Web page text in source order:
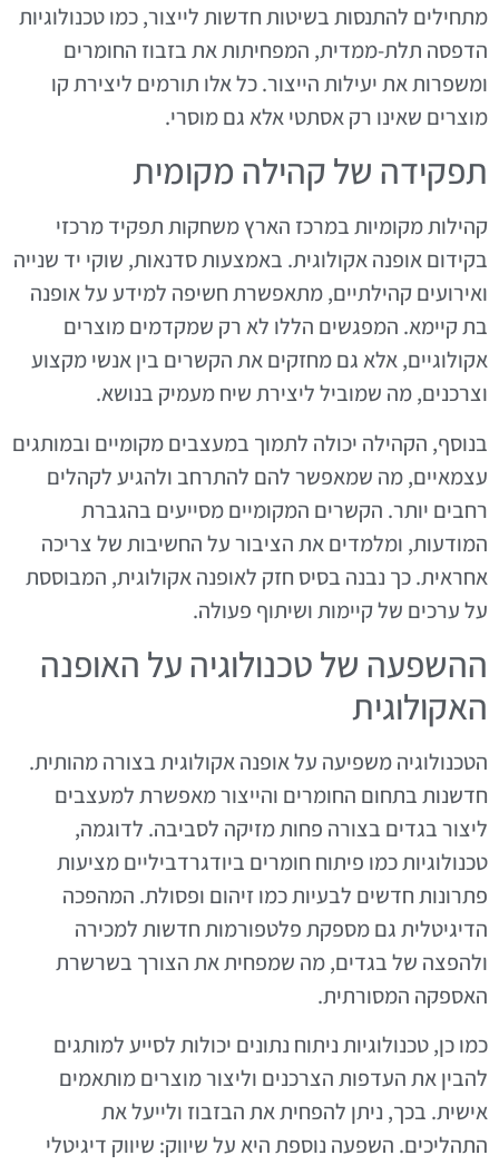
מתחילים להתנסות בשיטות חדשות לייצור, כמו טכנולוגיות
הדפסה תלת-ממדית, המפחיתות את בזבוז החומרים
ומשפרות את יעילות הייצור. כל אלו תורמים ליצירת קו
מוצרים שאינו רק אסתטי אלא גם מוסרי.
תפקידה של קהילה מקומית
קהילות מקומיות במרכז הארץ משחקות תפקיד מרכזי
בקידום אופנה אקולוגית. באמצעות סדנאות, שוקי יד שנייה
ואירועים קהילתיים, מתאפשרת חשיפה למידע על אופנה
בת קיימא. המפגשים הללו לא רק שמקדמים מוצרים
אקולוגיים, אלא גם מחזקים את הקשרים בין אנשי מקצוע
וצרכנים, מה שמוביל ליצירת שיח מעמיק בנושא.
בנוסף, הקהילה יכולה לתמוך במעצבים מקומיים ובמותגים
עצמאיים, מה שמאפשר להם להתרחב ולהגיע לקהלים
רחבים יותר. הקשרים המקומיים מסייעים בהגברת
המודעות, ומלמדים את הציבור על החשיבות של צריכה
אחראית. כך נבנה בסיס חזק לאופנה אקולוגית, המבוססת
על ערכים של קיימות ושיתוף פעולה.
ההשפעה של טכנולוגיה על האופנה
האקולוגית
הטכנולוגיה משפיעה על אופנה אקולוגית בצורה מהותית.
חדשנות בתחום החומרים והייצור מאפשרת למעצבים
ליצור בגדים בצורה פחות מזיקה לסביבה. לדוגמה,
טכנולוגיות כמו פיתוח חומרים ביודגרדביליים מציעות
פתרונות חדשים לבעיות כמו זיהום ופסולת. המהפכה
הדיגיטלית גם מספקת פלטפורמות חדשות למכירה
ולהפצה של בגדים, מה שמפחית את הצורך בשרשרת
האספקה המסורתית.
כמו כן, טכנולוגיות ניתוח נתונים יכולות לסייע למותגים
להבין את העדפות הצרכנים וליצור מוצרים מותאמים
אישית. בכך, ניתן להפחית את הבזבוז ולייעל את
התהליכים. השפעה נוספת היא על שיווק: שיווק דיגיטלי